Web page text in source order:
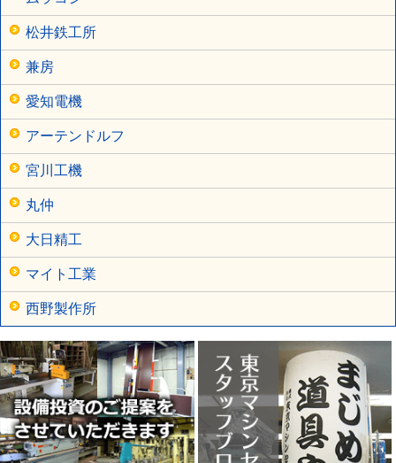
松井鉄工所
兼房
愛知電機
アーテンドルフ
宮川工機
丸仲
大日精工
マイト工業
西野製作所